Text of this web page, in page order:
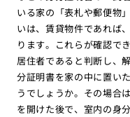
いる家の「表札や郵便物
いは、賃貸物件であれば
ります。これらが確認で
居住者であると判断し、
分証明書を家の中に置い
うでしょうか。その場合
を開けた後で、室内の身